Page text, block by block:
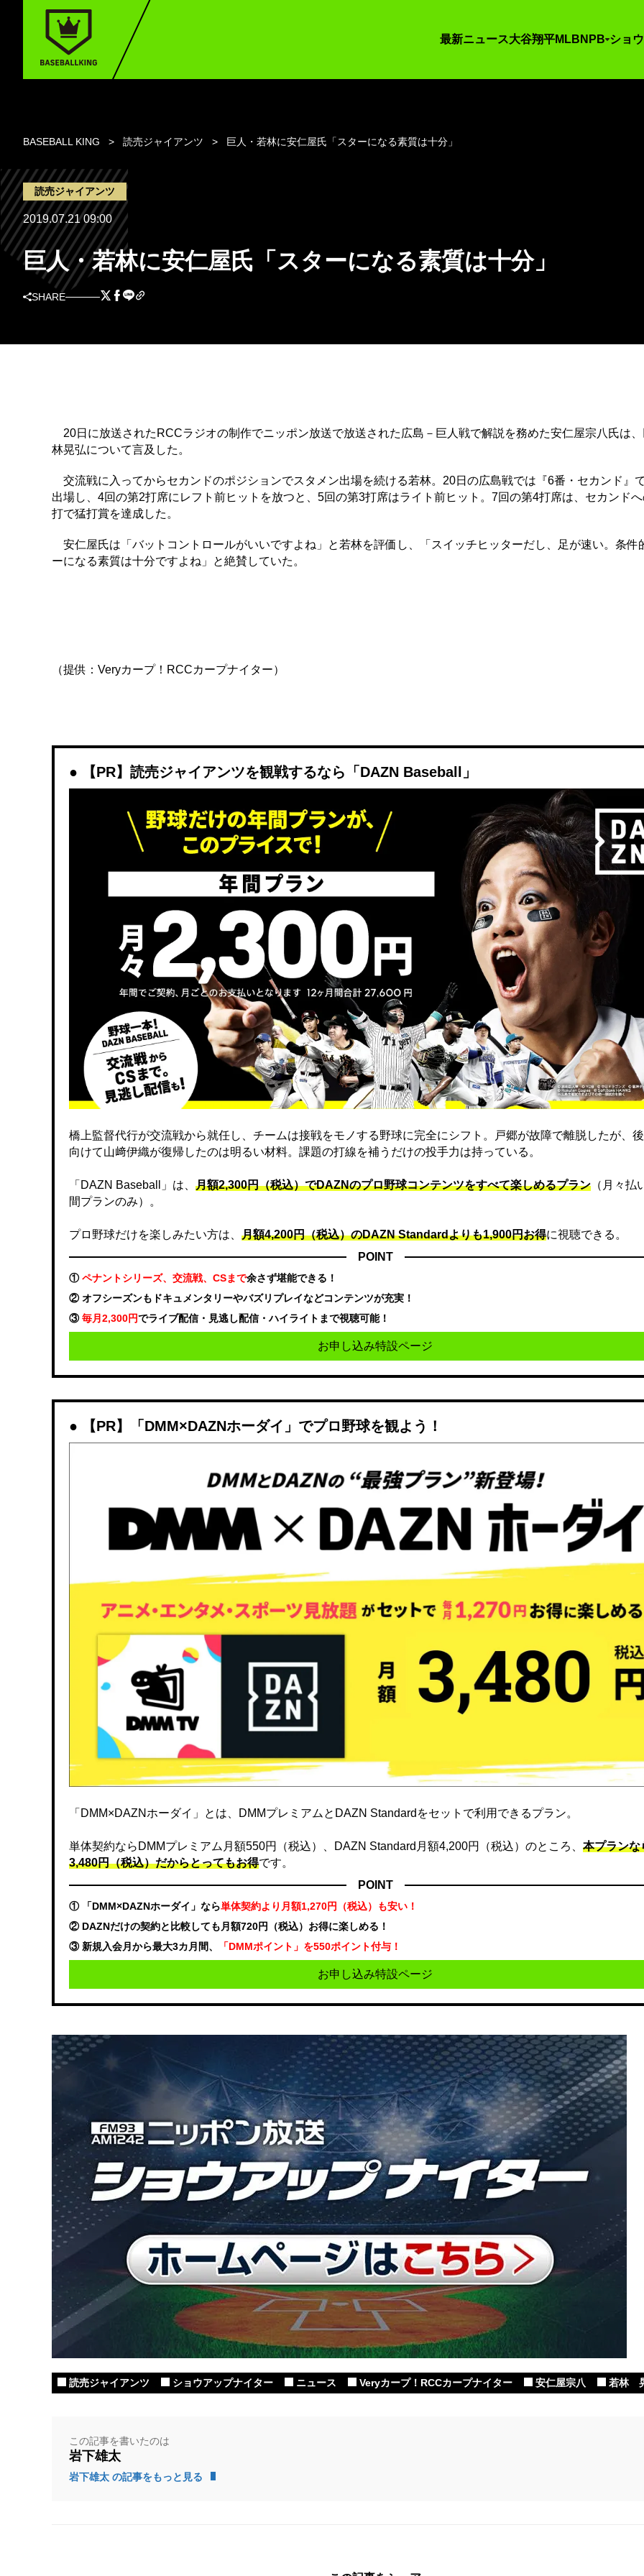
最新ニュース大谷翔平MLB NPB ショ
BASEBALL KING 読売ジャイアンツ 巨人・若林に安仁屋氏「スターになる素質は十分」
読売ジャイアンツ
2019.07.21 09:00
巨人・若林に安仁屋氏「スターになる素質は十分」
SHARE
20日に放送されたRCCラジオの制作でニッポン放送で放送された広島－巨人戦で解説を務めた安仁屋宗八氏は
林晃弘について言及した。
交流戦に入ってからセカンドのポジションでスタメン出場を続ける若林。20日の広島戦では『6番・セカンド』
出場し、4回の第2打席にレフト前ヒットを放つと、5回の第3打席はライト前ヒット。7回の第4打席は、セカンド
打で猛打賞を達成した。
安仁屋氏は「バットコントロールがいいですよね」と若林を評価し、「スイッチヒッターだし、足が速い。条件
ーになる素質は十分ですよね」と絶賛していた。
（提供：Veryカープ！RCCカープナイター）
【PR】読売ジャイアンツを観戦するなら「DAZN Baseball」
橋上監督代行が交流戦から就任し、チームは接戦をモノする野球に完全にシフト。戸郷が故障で離脱したが、
向けて山﨑伊織が復帰したのは明るい材料。課題の打線を補うだけの投手力は持っている。
「DAZN Baseball」は、 月額2,300円（税込）でDAZNのプロ野球コンテンツをすべて楽しめるプラン （月々払
間プランのみ）。
プロ野球だけを楽しみたい方は、 月額4,200円（税込）のDAZN Standard​よりも1,900円お得に視聴できる。
POINT
①ペナントシリーズ、交流戦、CSまで余さず堪能できる！
② オフシーズンもドキュメンタリーやバズリプレイなどコンテンツが充実！
③毎月2,300円でライブ配信・見逃し配信・ハイライトまで視聴可能！
お申し込み特設ページ
【PR】「DMM×DAZNホーダイ」でプロ野球を観よう！
「DMM×DAZNホーダイ」とは、DMMプレミアムとDAZN Standardをセットで利用できるプラン。
単体契約ならDMMプレミアム月額550円（税込）、DAZN Standard月額4,200円（税込）のところ、 本プランな
3,480円（税込）だからとってもお得です。
POINT
① 「DMM×DAZNホーダイ」なら単体契約より月額1,270円（税込）も安い！
② DAZNだけの契約と比較しても月額720円（税込）お得に楽しめる！
③ 新規入会月から最大3カ月間、
「DMMポイント」を550ポイント付与！
お申し込み特設ページ
読売ジャイアンツ ショウアップナイター ニュース Veryカープ！RCCカープナイター 安仁屋宗八 若林
この記事を書いたのは
岩下雄太
岩下雄太 の記事をもっと見る